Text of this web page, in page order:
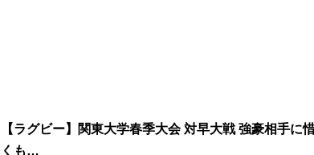
【ラグビー】関東大学春季大会 対早大戦 強豪相手に
くも…